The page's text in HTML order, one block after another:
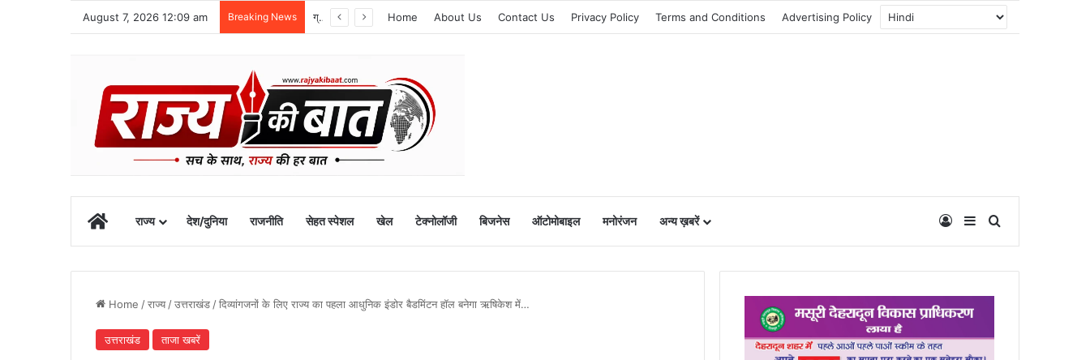
August 7, 2026 12:09 am Breaking News ग्राफिक एरा को बड़ी सफलता, एनएमसी ने 250 एमबीबीएस सीटों को दी मंजूरी Home About Us Contact Us Privacy Policy Terms and Conditions Advertising Policy
Homeराज्य देश/दुनिया राजनीति सेहत स्पेशल खेल टेक्नोलॉजी बिजनेस ऑटोमोबाइल मनोरंजन अन्य ख़बरें Log InSidebar
Home /राज्य /उत्तराखंड /दिव्यांगजनों के लिए राज्य का पहला आधुनिक इंडोर बैडमिंटन हॉल बनेगा ऋषिकेश में…
उत्तराखंड ताजा खबरें